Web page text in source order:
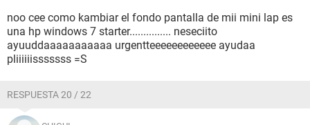
noo cee como kambiar el fondo pantalla de mii mini lap es
una hp windows 7 starter............... neseciito
ayuuddaaaaaaaaaaa urgentteeeeeeeeeeee ayudaa
pliiiiiisssssss =S
RESPUESTA 20 / 22